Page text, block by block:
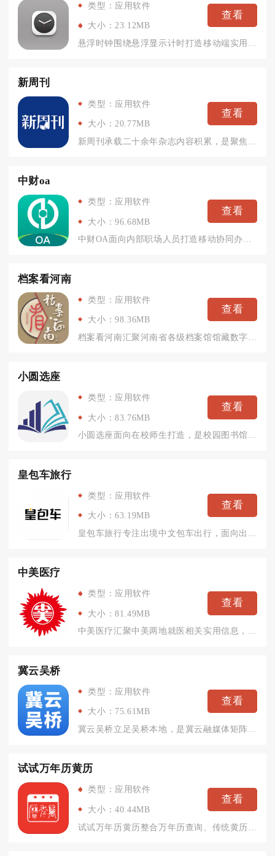
类型：应用软件
大小：23.12MB
查看
新周刊
类型：应用软件
大小：20.77MB
查看
中财oa
类型：应用软件
大小：96.68MB
查看
中财OA面向内部职场人员打造移动协同办公工具，扎根日常行政、...
档案看河南
类型：应用软件
大小：98.36MB
查看
小圆选座
类型：应用软件
大小：83.76MB
查看
小圆选座面向在校师生打造，是校园图书馆专用的线上座位预约工具...
皇包车旅行
类型：应用软件
大小：63.19MB
查看
中美医疗
类型：应用软件
大小：81.49MB
查看
中美医疗汇聚中美两地就医相关实用信息，面向有跨境就医、赴美问...
冀云吴桥
类型：应用软件
大小：75.61MB
查看
试试万年历黄历
类型：应用软件
大小：40.44MB
查看